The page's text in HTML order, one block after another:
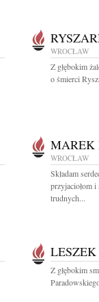
WROCŁAW
Z głębokim
o śmierci
MAREK
WROCŁAW
Składam
przyjaciołom
trudnych...
Z głębokim